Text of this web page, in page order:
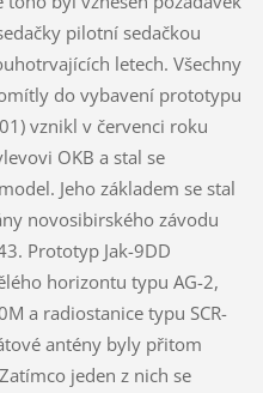
pilotní sedačkou
letech. Všechny
do vybavení prototypu
vznikl v červenci roku
OKB a stal se
Jeho základem se stal
novosibirského závodu
Prototyp Jak-9DD
horizontu typu AG-2,
a radiostanice typu SCR-
antény byly přitom
jeden z nich se